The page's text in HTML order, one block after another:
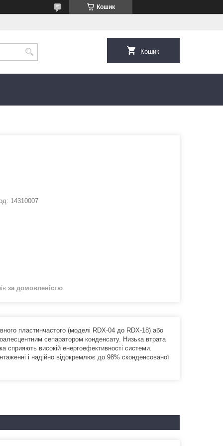
Кошик
Кошик
14310007
за домовленістю
пластинчастого (моделі RDX-04 до RDX-18) або
сепаратором конденсату. Низька втрата
сприяють високій енергоефективності системи.
і надійно відокремлює до 98% сконденсованої